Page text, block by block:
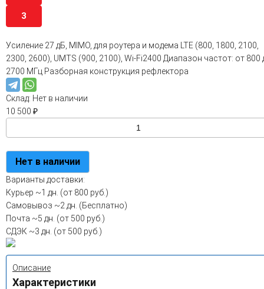
3
Усиление 27 дБ, MIMO, для роутера и модема LTE (800, 1800, 2100,
2300, 2600), UMTS (900, 2100), Wi-Fi2400 Диапазон частот: от 800
2700 МГц Разборная конструкция рефлектора
Склад: Нет в наличии
10 500 ₽
Нет в наличии
Варианты доставки:
Курьер ~1 дн. (от 800 руб.)
Самовывоз ~2 дн. (Бесплатно)
Почта ~5 дн. (от 500 руб.)
СДЭК ~3 дн. (от 500 руб.)
Описание
Характеристики